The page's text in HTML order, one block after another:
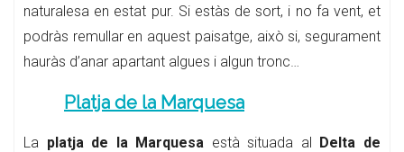
naturalesa en estat pur. Si estàs de sort, i no fa vent, et
podràs remullar en aquest paisatge, això si, segurament
hauràs d’anar apartant algues i algun tronc…
Platja de la Marquesa
La platja de la Marquesa està situada al Delta de